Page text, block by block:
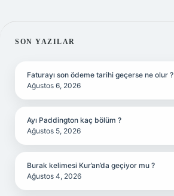
SIDEBAR
SON YAZILAR
Faturayı son ödeme tarihi geçerse ne olur ?
Ağustos 6, 2026
Ayı Paddington kaç bölüm ?
Ağustos 5, 2026
Burak kelimesi Kur’an’da geçiyor mu ?
Ağustos 4, 2026